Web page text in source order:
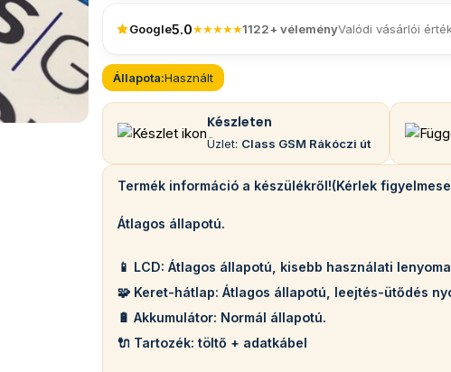
Google5.0★★★★★1122+ véleményValódi vásárlói
Állapota:Használt
Készleten
Üzlet: Class GSM Rákóczi út
Termék információ a készülékről!(Kérlek
Átlagos állapotú.
📱 LCD: Átlagos állapotú, kisebb használati
🧩 Keret-hátlap: Átlagos állapotú, leejtés-ütődés
🔋 Akkumulátor: Normál állapotú.
🔌 Tartozék: töltő + adatkábel